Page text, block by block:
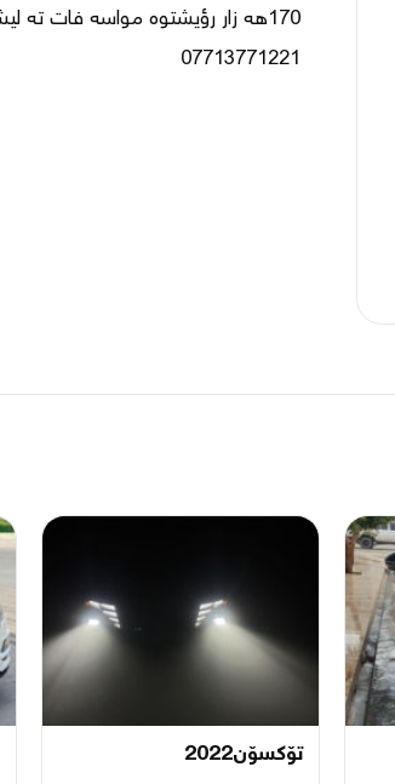
07713771221
تۆکسۆن2022